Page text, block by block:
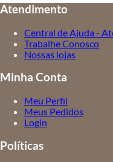
Atendimento
Central de Ajuda -
Trabalhe Conosco
Nossas lojas
Minha Conta
Meu Perfil
Meus Pedidos
Login
Políticas